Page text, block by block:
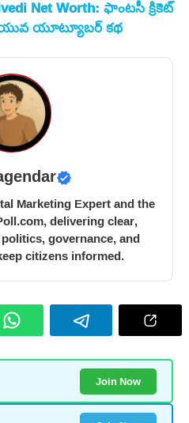
Net Worth: ఫాంటసీ క్రికెట్
యూట్యూబర్ కథ
Marketing Expert and the
delivering clear,
governance, and
citizens informed.
Join Now